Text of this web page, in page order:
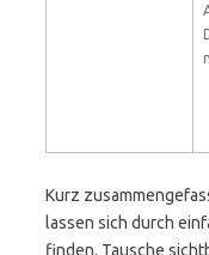
Kurz
lassen sich durch
finden. Tausche